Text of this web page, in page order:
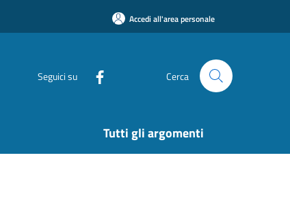
Accedi all'area personale
Seguici su Cerca
Tutti gli argomenti